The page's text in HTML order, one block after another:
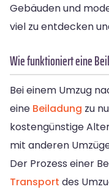
Gebäuden und
viel zu entdecken
Wie funktioniert eine
Bei einem Umzug
eine Beiladung zu
kostengünstige
mit anderen
Der Prozess einer
Transport des